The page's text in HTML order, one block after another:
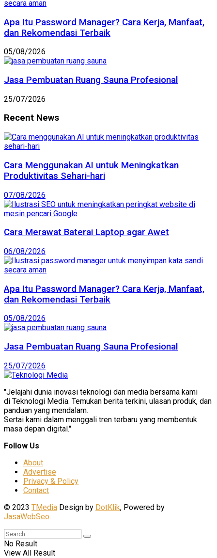
Apa Itu Password Manager? Cara Kerja, Manfaat,
dan Rekomendasi Terbaik
05/08/2026
Jasa Pembuatan Ruang Sauna Profesional
25/07/2026
Recent News
Cara Menggunakan AI untuk Meningkatkan
Produktivitas Sehari-hari
07/08/2026
Cara Merawat Baterai Laptop agar Awet
06/08/2026
Apa Itu Password Manager? Cara Kerja, Manfaat,
dan Rekomendasi Terbaik
05/08/2026
Jasa Pembuatan Ruang Sauna Profesional
25/07/2026
"Jelajahi dunia inovasi teknologi dan media bersama kami
di Teknologi Media. Temukan berita terkini, ulasan produk, dan
panduan yang mendalam.
Sertai kami dalam menggali tren terbaru yang membentuk
masa depan digital."
Follow Us
About
Advertise
Privacy & Policy
Contact
© 2023 TMedia Design by DotKlik, Powered by
JasaWebSeo.
No Result
View All Result